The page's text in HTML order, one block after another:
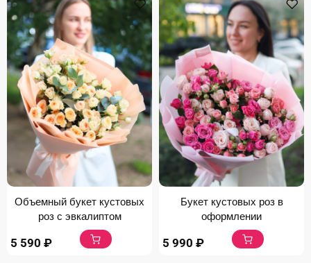
Объемный букет кустовых
роз с эвкалиптом
5 590 ₽
Букет кустовых роз в
оформлении
5 990 ₽